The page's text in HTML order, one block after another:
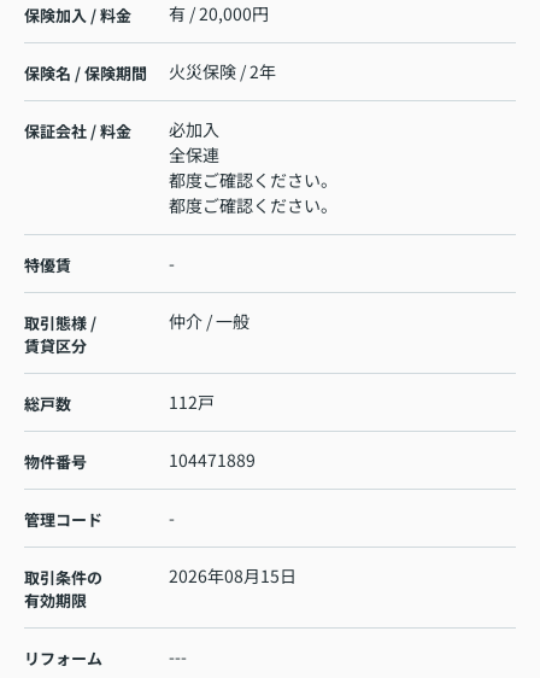
保険加入 / 料金 有 / 20,000円
保険名 / 保険期間 火災保険 / 2年
保証会社 / 料金
必加入
全保連
都度ご確認ください。
都度ご確認ください。
特優賃 -
取引態様 /
賃貸区分
仲介 / 一般
総戸数 112戸
物件番号 104471889
管理コード -
取引条件の
有効期限
2026年08月15日
リフォーム ---